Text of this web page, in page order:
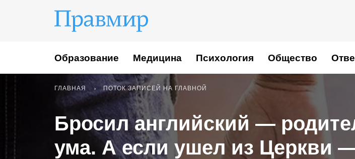
Образование Медицина Психология Общество
ГЛАВНАЯ ПОТОК ЗАПИСЕЙ НА ГЛАВНОЙ
Бросил английский —
ума. А если ушел из Церкви